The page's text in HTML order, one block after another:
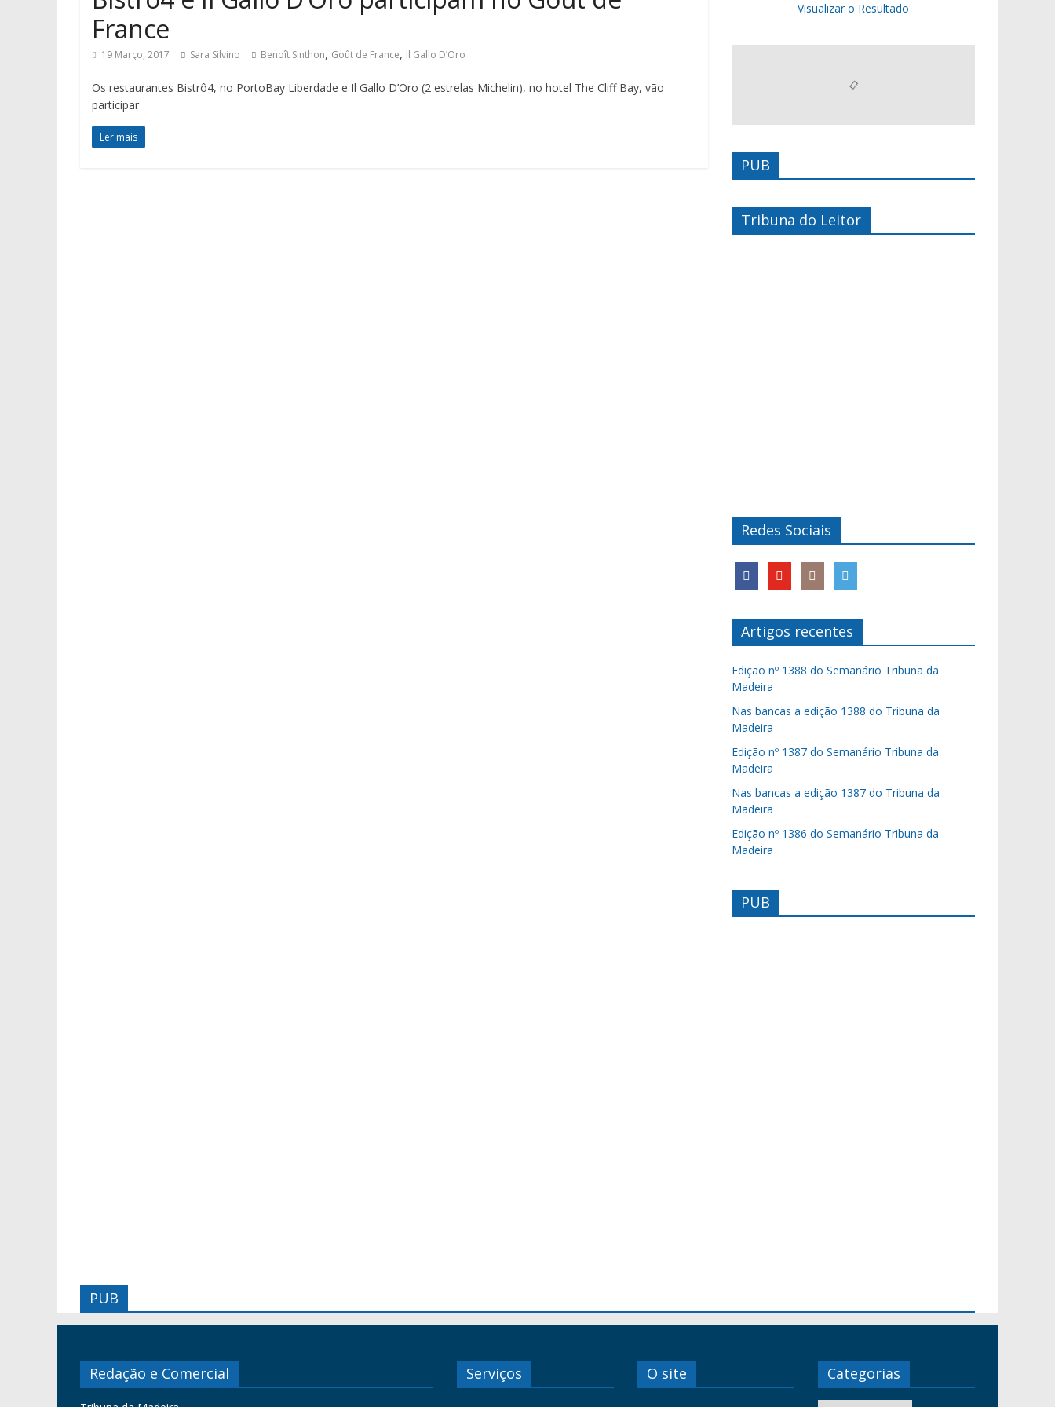
France
19 Março, 2017 Sara Silvino Benoît Sinthon, Goût de France, Il Gallo D’Oro
Os restaurantes Bistrô4, no PortoBay Liberdade e Il Gallo D’Oro (2 estrelas Michelin), no hotel The Cliff Bay, vão
participar
Ler mais
Visualizar o Resultado
PUB
Tribuna do Leitor
Redes Sociais
Artigos recentes
Edição nº 1388 do Semanário Tribuna da
Madeira
Nas bancas a edição 1388 do Tribuna da
Madeira
Edição nº 1387 do Semanário Tribuna da
Madeira
Nas bancas a edição 1387 do Tribuna da
Madeira
Edição nº 1386 do Semanário Tribuna da
Madeira
PUB
PUB
Redação e Comercial Serviços O site Categorias